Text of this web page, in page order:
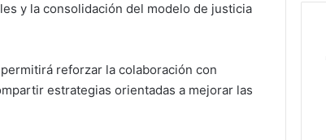
y la consolidación del modelo de justicia
reforzar la colaboración con
estrategias orientadas a mejorar las